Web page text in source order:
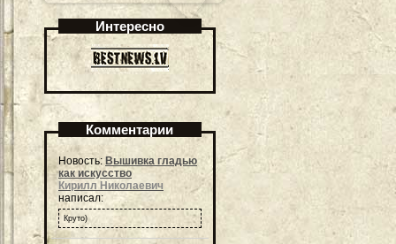
Интересно
Комментарии
Новость: Вышивка гладью
как искусство
Кирилл Николаевич
написал:
Круто)